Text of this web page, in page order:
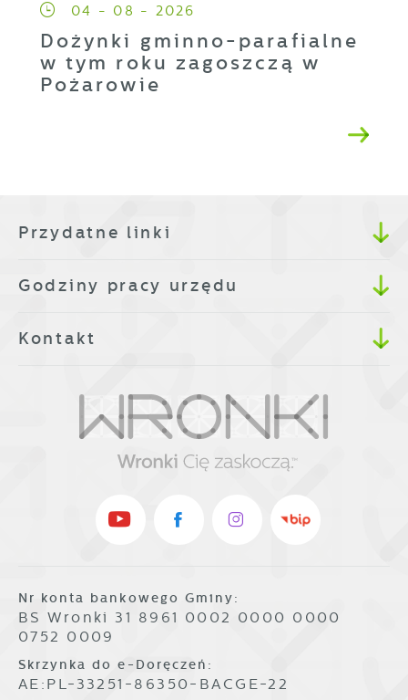
04 - 08 - 2026
Dożynki gminno-parafialne
w tym roku zagoszczą w
Pożarowie
Przydatne linki
Godziny pracy urzędu
Kontakt
Nr konta bankowego Gminy:
BS Wronki 31 8961 0002 0000 0000
0752 0009
Skrzynka do e-Doręczeń:
AE:PL-33251-86350-BACGE-22